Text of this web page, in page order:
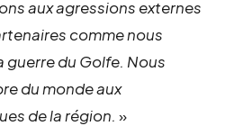
aux agressions externes
comme nous
guerre du Golfe. Nous
du monde aux
de la région. »